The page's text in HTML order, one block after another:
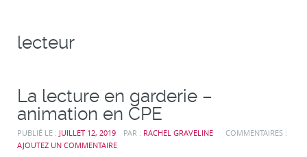
lecteur
La lecture en garderie –
animation en CPE
PUBLIÉ LE : JUILLET 12, 2019 PAR : RACHEL GRAVELINE
COMMENTAIRES :
AJOUTEZ UN COMMENTAIRE